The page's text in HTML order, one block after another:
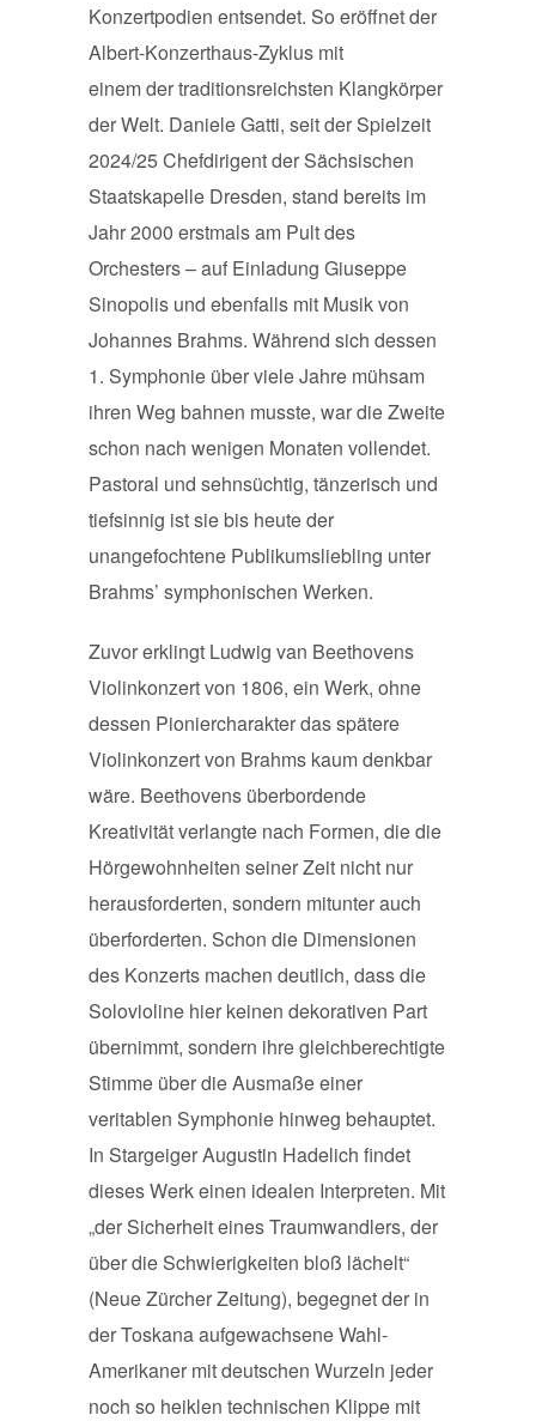
Konzertpodien entsendet. So eröffnet der
Albert-Konzerthaus-Zyklus mit
einem der traditionsreichsten Klangkörper
der Welt. Daniele Gatti, seit der Spielzeit
2024/25 Chefdirigent der Sächsischen
Staatskapelle Dresden, stand bereits im
Jahr 2000 erstmals am Pult des
Orchesters – auf Einladung Giuseppe
Sinopolis und ebenfalls mit Musik von
Johannes Brahms. Während sich dessen
1. Symphonie über viele Jahre mühsam
ihren Weg bahnen musste, war die Zweite
schon nach wenigen Monaten vollendet.
Pastoral und sehnsüchtig, tänzerisch und
tiefsinnig ist sie bis heute der
unangefochtene Publikumsliebling unter
Brahms’ symphonischen Werken.
Zuvor erklingt Ludwig van Beethovens
Violinkonzert von 1806, ein Werk, ohne
dessen Pioniercharakter das spätere
Violinkonzert von Brahms kaum denkbar
wäre. Beethovens überbordende
Kreativität verlangte nach Formen, die die
Hörgewohnheiten seiner Zeit nicht nur
herausforderten, sondern mitunter auch
überforderten. Schon die Dimensionen
des Konzerts machen deutlich, dass die
Solovioline hier keinen dekorativen Part
übernimmt, sondern ihre gleichberechtigte
Stimme über die Ausmaße einer
veritablen Symphonie hinweg behauptet.
In Stargeiger Augustin Hadelich findet
dieses Werk einen idealen Interpreten. Mit
„der Sicherheit eines Traumwandlers, der
über die Schwierigkeiten bloß lächelt“
(Neue Zürcher Zeitung), begegnet der in
der Toskana aufgewachsene Wahl-
Amerikaner mit deutschen Wurzeln jeder
noch so heiklen technischen Klippe mit